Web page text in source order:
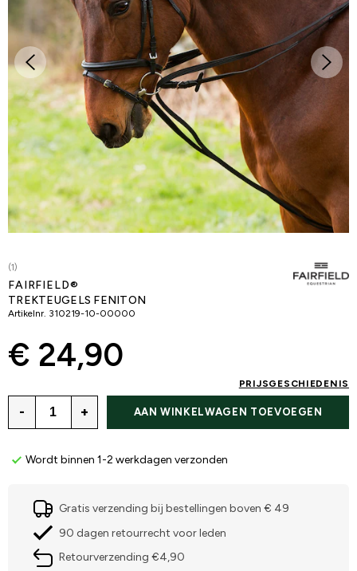
(1)
FAIRFIELD®
TREKTEUGELS FENITON
Artikelnr. 310219-10-00000
€ 24,90
PRIJSGESCHIEDENIS
- + AAN WINKELWAGEN TOEVOEGEN
Wordt binnen 1-2 werkdagen verzonden
Gratis verzending bij bestellingen boven € 49
90 dagen retourrecht voor leden
Retourverzending €4,90